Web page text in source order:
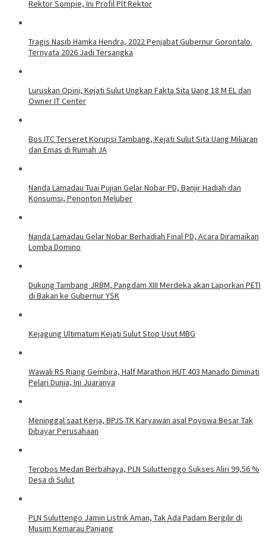
Rektor Sompie, Ini Profil Plt Rektor
Tragis Nasib Hamka Hendra, 2022 Penjabat Gubernur Gorontalo.
Ternyata 2026 Jadi Tersangka
Luruskan Opini, Kejati Sulut Ungkap Fakta Sita Uang 18 M EL dan
Owner IT Center
Bos ITC Terseret Korupsi Tambang, Kejati Sulut Sita Uang Miliaran
dan Emas di Rumah JA
Nanda Lamadau Tuai Pujian Gelar Nobar PD, Banjir Hadiah dan
Konsumsi, Penonton Meluber
Nanda Lamadau Gelar Nobar Berhadiah Final PD, Acara Diramaikan
Lomba Domino
Dukung Tambang JRBM, Pangdam XIII Merdeka akan Laporkan PETI
di Bakan ke Gubernur YSK
Kejagung Ultimatum Kejati Sulut Stop Usut MBG
Wawali RS Riang Gembira, Half Marathon HUT 403 Manado Diminati
Pelari Dunia, Ini Juaranya
Meninggal saat Kerja, BPJS TK Karyawan asal Poyowa Besar Tak
Dibayar Perusahaan
Terobos Medan Berbahaya, PLN Suluttenggo Sukses Aliri 99,56 %
Desa di Sulut
PLN Suluttengo Jamin Listrik Aman, Tak Ada Padam Bergilir di
Musim Kemarau Panjang